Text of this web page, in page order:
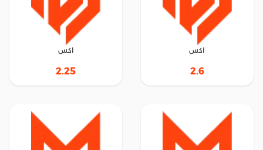
اكس
2.6
اكس
2.25